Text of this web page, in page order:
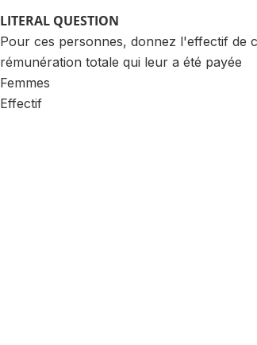
LITERAL QUESTION
Pour ces personnes, donnez l'effectif de
rémunération totale qui leur a été payée
Femmes
Effectif